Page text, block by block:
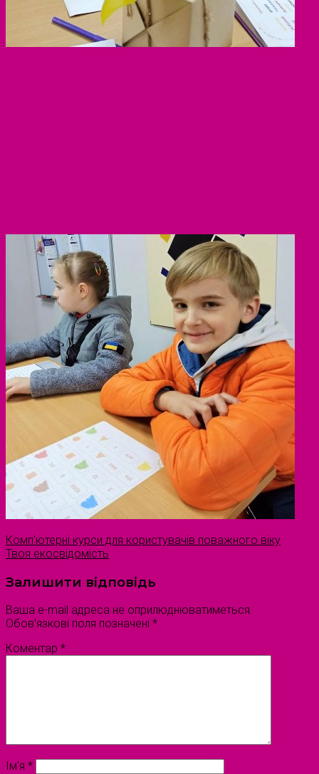
Комп’ютерні курси для користувачів поважного віку
Твоя екосвідомість
Залишити відповідь
Ваша e-mail адреса не оприлюднюватиметься.
Обов’язкові поля позначені *
Коментар *
Ім'я *